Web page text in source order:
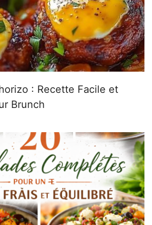
: Recette Facile et
Brunch